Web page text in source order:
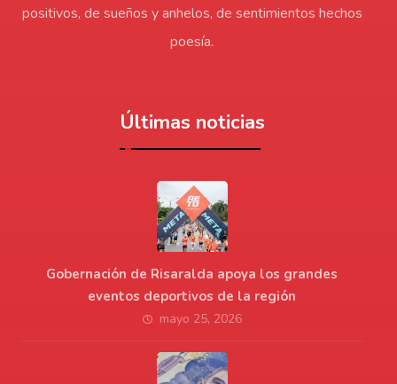
positivos, de sueños y anhelos, de sentimientos hechos
poesía.
Últimas noticias
Gobernación de Risaralda apoya los grandes
eventos deportivos de la región
mayo 25, 2026